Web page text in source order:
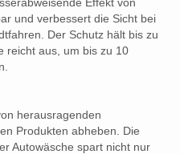
Effekt von
und verbessert die Sicht bei
Der Schutz hält bis zu
reicht aus, um bis zu 10
herausragenden
Produkten abheben. Die
Autowäsche spart nicht nur